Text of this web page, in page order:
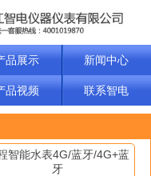
品展示 新闻中心
品视频 联系智电
智能水表4G/蓝牙/4G+蓝
牙